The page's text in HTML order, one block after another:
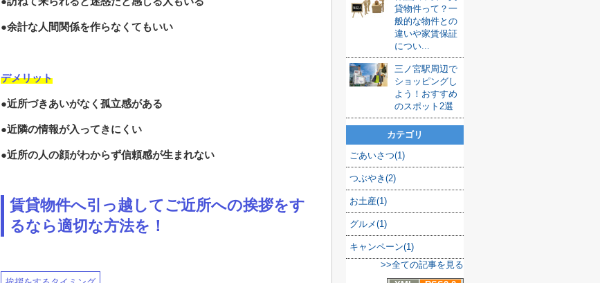
●余計な人間関係を作らなくてもいい
デメリット
●近所づきあいがなく孤立感がある
●近隣の情報が入ってきにくい
●近所の人の顔がわからず信頼感が生まれない
賃貸物件へ引っ越してご近所への挨拶をす
るなら適切な方法を！
貸物件って？一
般的な物件との
違いや家賃保証
につい...
三ノ宮駅周辺で
ショッピングし
よう！おすすめ
のスポット2選
カテゴリ
ごあいさつ(1)
つぶやき(2)
お土産(1)
グルメ(1)
キャンペーン(1)
>>全ての記事を見る